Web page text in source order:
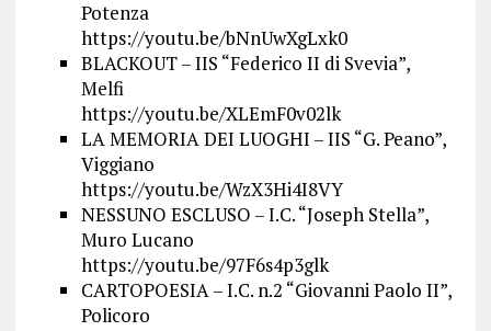
Potenza
https://youtu.be/bNnUwXgLxk0
BLACKOUT – IIS “Federico II di Svevia”,
Melfi
https://youtu.be/XLEmF0v02lk
LA MEMORIA DEI LUOGHI – IIS “G. Peano”,
Viggiano
https://youtu.be/WzX3Hi4I8VY
NESSUNO ESCLUSO – I.C. “Joseph Stella”,
Muro Lucano
https://youtu.be/97F6s4p3glk
CARTOPOESIA – I.C. n.2 “Giovanni Paolo II”,
Policoro